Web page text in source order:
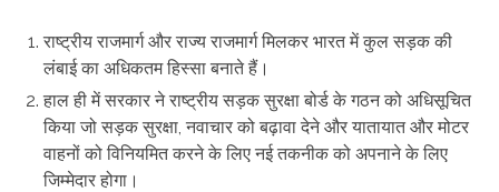
राष्ट्रीय राजमार्ग और राज्य राजमार्ग मिलकर भारत में कुल सड़क की
लंबाई का अधिकतम हिस्सा बनाते हैं।
हाल ही में सरकार ने राष्ट्रीय सड़क सुरक्षा बोर्ड के गठन को अधिसूचित
किया जो सड़क सुरक्षा, नवाचार को बढ़ावा देने और यातायात और मोटर
वाहनों को विनियमित करने के लिए नई तकनीक को अपनाने के लिए
जिम्मेदार होगा।